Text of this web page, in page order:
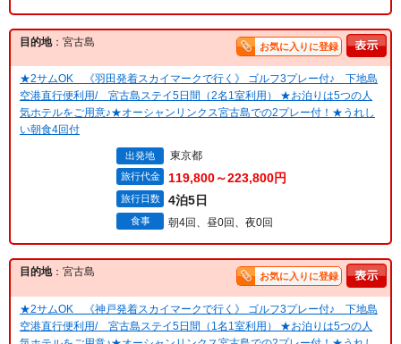
目的地：宮古島 お気に入りに登録
★2サムOK 《羽田発着スカイマークで行く》 ゴルフ3プレー付♪ 下地島
空港直行便利用/ 宮古島ステイ5日間（2名1室利用） ★お泊りは5つの人
気ホテルをご用意♪★オーシャンリンクス宮古島での2プレー付！★うれし
い朝食4回付
出発地 東京都
旅行代金 119,800～223,800円
旅行日数 4泊5日
食事 朝4回、昼0回、夜0回
目的地：宮古島 お気に入りに登録
★2サムOK 《神戸発着スカイマークで行く》 ゴルフ3プレー付♪ 下地島
空港直行便利用/ 宮古島ステイ5日間（1名1室利用） ★お泊りは5つの人